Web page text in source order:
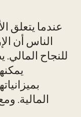
عندما يتعلق
الناس أن
للنجاح المالي.
المالية.